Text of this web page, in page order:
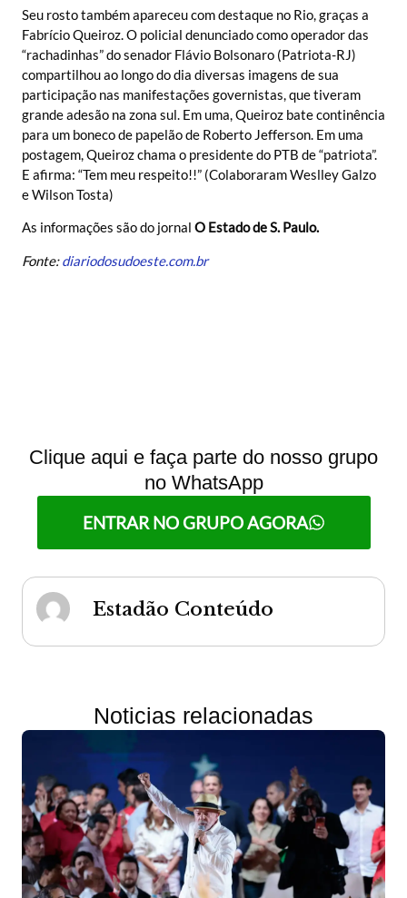
Seu rosto também apareceu com destaque no Rio, graças a
Fabrício Queiroz. O policial denunciado como operador das
“rachadinhas” do senador Flávio Bolsonaro (Patriota-RJ)
compartilhou ao longo do dia diversas imagens de sua
participação nas manifestações governistas, que tiveram
grande adesão na zona sul. Em uma, Queiroz bate continência
para um boneco de papelão de Roberto Jefferson. Em uma
postagem, Queiroz chama o presidente do PTB de “patriota”.
E afirma: “Tem meu respeito!!” (Colaboraram Weslley Galzo
e Wilson Tosta)
As informações são do jornal O Estado de S. Paulo.
Fonte:diariodosudoeste.com.br
Clique aqui e faça parte do nosso grupo
no WhatsApp
ENTRAR NO GRUPO AGORA
Estadão Conteúdo
Noticias relacionadas